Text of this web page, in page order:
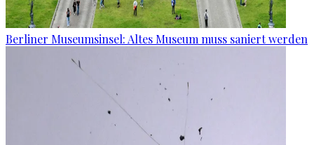
Berliner Museumsinsel: Altes Museum muss saniert werden